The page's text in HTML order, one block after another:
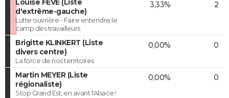
Louise FÈVE (Liste
d'extrême-gauche)
Lutte ouvrière - Faire entendre le
camp des travailleurs
3,33% 2
Brigitte KLINKERT (Liste
divers centre)
La force de nos territoires
0,00% 0
Martin MEYER (Liste
régionaliste)
Stop Grand Est, en avant l'Alsace !
0,00% 0